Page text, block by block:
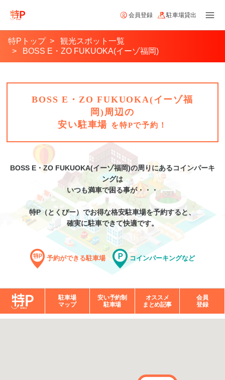
会員登録 駐車場貸出
特Pトップ
観光スポット一覧
BOSS E・ZO FUKUOKA(イーゾ福岡)
BOSS E・ZO FUKUOKA(イーゾ福
岡)周辺の
安い駐車場 を特Pで予約！
BOSS E・ZO FUKUOKA(イーゾ福岡)の周りにあるコインパーキ
ングは
いつも満車で困る事が・・・
特P（とくぴー）でお得な格安駐車場を予約すると、
確実に駐車できて快適です。
予約ができる駐車場 コインパーキングなど
駐車場
マップ
安い予約制
駐車場
オススメ
まとめ記事
会員
登録